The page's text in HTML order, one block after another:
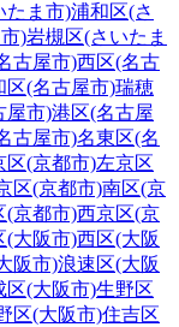
たま市)浦和区(さ
)岩槻区(さいたま
古屋市)西区(名古
区(名古屋市)瑞穂
屋市)港区(名古屋
古屋市)名東区(名
区(京都市)左京区
区(京都市)南区(京
(京都市)西京区(京
(大阪市)西区(大阪
阪市)浪速区(大阪
区(大阪市)生野区
区(大阪市)住吉区